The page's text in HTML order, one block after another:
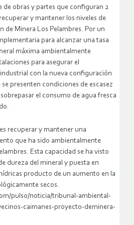
de obras y partes que configuran 2
y mantener los niveles de
Minera Los Pelambres. Por un
para alcanzar una tasa
máxima ambientalmente
para asegurar el
con la nueva configuración
presenten condiciones de escasez
el consumo de agua fresca
recuperar y mantener una
que ha sido ambientalmente
Esta capacidad se ha visto
dureza del mineral y puesta en
producto de un aumento en la
secos.
pulso/noticia/tribunal-ambiental-
caimanes-proyecto-deminera-